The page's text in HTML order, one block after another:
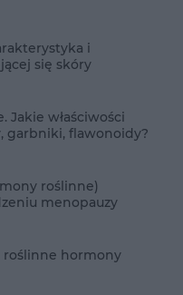
i
się skóry
Jakie właściwości
garbniki, flawonoidy?
roślinne)
menopauzy
- roślinne hormony